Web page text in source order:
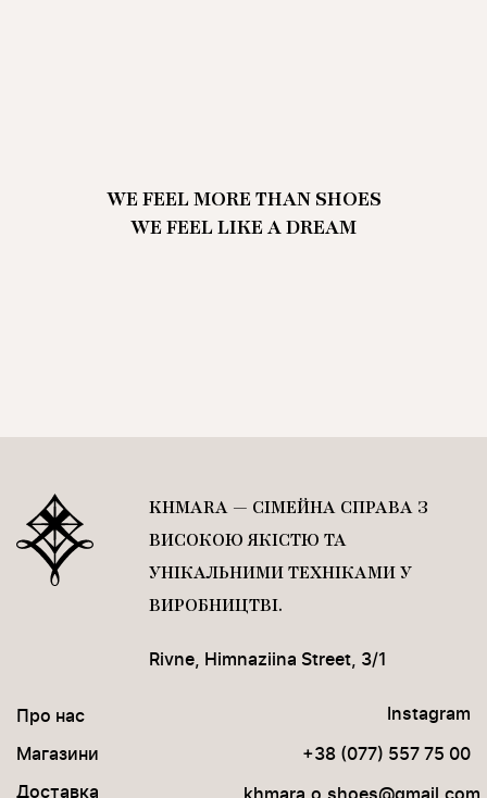
WE FEEL MORE THAN SHOES
WE FEEL LIKE A DREAM
KHMARA — СІМЕЙНА СПРАВА З
ВИСОКОЮ ЯКІСТЮ ТА
УНІКАЛЬНИМИ ТЕХНІКАМИ У
ВИРОБНИЦТВІ.
Rivne, Himnaziina Street, 3/1
Про нас
Магазини
Доставка
Instagram
+38 (077) 557 75 00